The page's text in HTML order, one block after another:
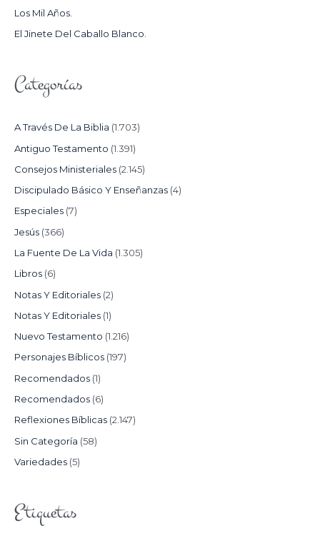
:Los Mil Años.
El Jinete Del Caballo Blanco.
Categorías
A Través De La Biblia (1.703)
Antiguo Testamento (1.391)
Consejos Ministeriales (2.145)
Discipulado Básico Y Enseñanzas (4)
Especiales (7)
Jesús (366)
La Fuente De La Vida (1.305)
Libros (6)
Notas Y Editoriales (2)
Notas Y Editoriales (1)
Nuevo Testamento (1.216)
Personajes Bíblicos (197)
Recomendados (1)
Recomendados (6)
Reflexiones Bíblicas (2.147)
Sin Categoría (58)
Variedades (5)
Etiquetas